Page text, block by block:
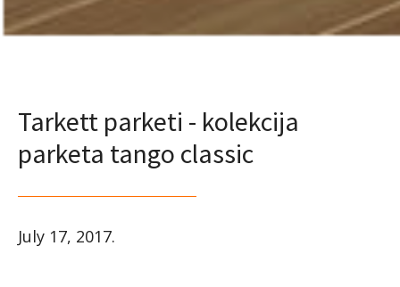
Tarkett parketi - kolekcija
parketa tango classic
July 17, 2017.